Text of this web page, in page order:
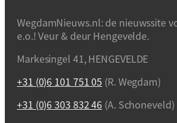
WegdamNieuws.nl: de nieuwssite
e.o.! Veur & deur Hengevelde.
Markesingel 41, HENGEVELDE
+31 (0)6 101 751 05 (R. Wegdam)
+31 (0)6 303 832 46 (A. Schoneveld)